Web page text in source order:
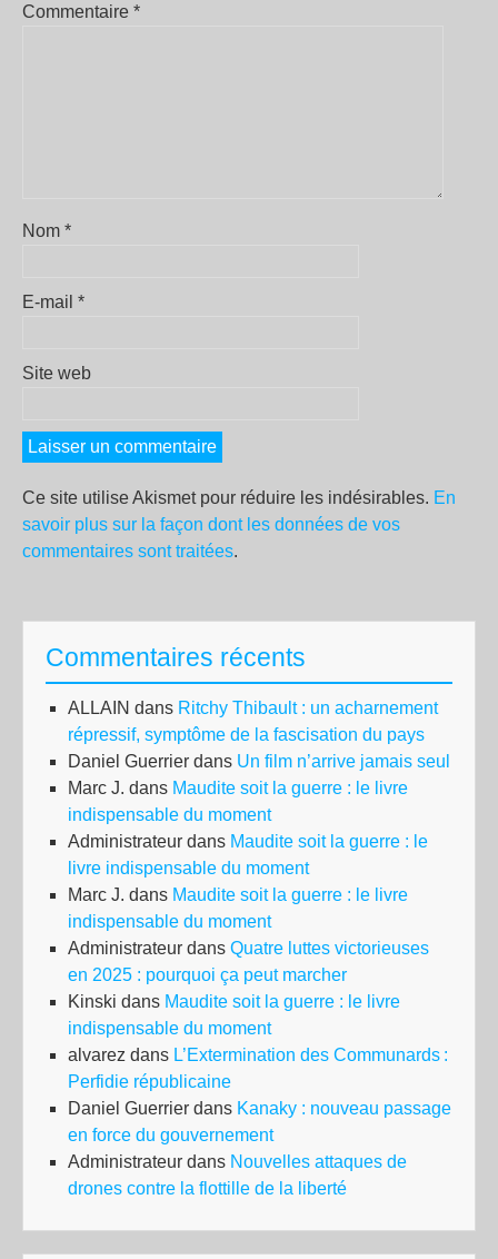
Commentaire *
Nom *
E-mail *
Site web
Ce site utilise Akismet pour réduire les indésirables. En
savoir plus sur la façon dont les données de vos
commentaires sont traitées.
Commentaires récents
ALLAIN dans Ritchy Thibault : un acharnement
répressif, symptôme de la fascisation du pays
Daniel Guerrier dans Un film n’arrive jamais seul
Marc J. dans Maudite soit la guerre : le livre
indispensable du moment
Administrateur dans Maudite soit la guerre : le
livre indispensable du moment
Marc J. dans Maudite soit la guerre : le livre
indispensable du moment
Administrateur dans Quatre luttes victorieuses
en 2025 : pourquoi ça peut marcher
Kinski dans Maudite soit la guerre : le livre
indispensable du moment
alvarez dans L’Extermination des Communards :
Perfidie républicaine
Daniel Guerrier dans Kanaky : nouveau passage
en force du gouvernement
Administrateur dans Nouvelles attaques de
drones contre la flottille de la liberté